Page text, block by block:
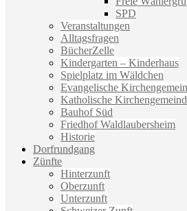
SPD
Veranstaltungen
Alltagsfragen
BücherZelle
Kindergarten – Kinderhaus
Spielplatz im Wäldchen
Evangelische
Katholische
Bauhof Süd
Friedhof Waldlaubersheim
Historie
Dorfrundgang
Zünfte
Hinterzunft
Oberzunft
Unterzunft